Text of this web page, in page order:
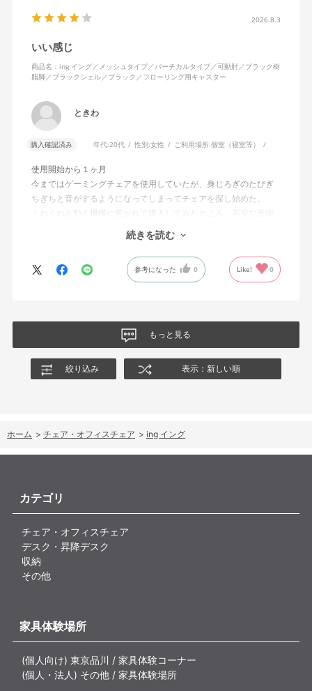
2026.8.3
いい感じ
商品名：ing イング／メッシュタイプ／バーチカルタイプ／可動肘／ブラック樹
脂脚／ブラックシェル／ブラック／フローリング用キャスター
ときわ
購入確認済み 年代:20代 性別:女性 ご利用場所:個室（寝室等）
使用開始から１ヶ月
今まではゲーミングチェアを使用していたが、身じろぎのたびぎ
ちぎちと音がするようになってしまってチェアを探し始めた。
くねくねと動く機構に惹かれて購入してみたところ、不安な音鳴
りは無くなった！但し座る時と立つ時はカッチョンと音がする。
これは座っていない時に椅子が倒れないように立ち上がると水平
に保つ機構があるようだ。
絵を描くのと、ゲームをするためのデスクで使用しているためお
尻についてくるフレキシブルな座面が嬉しい。
続きを読む
参考になった 0 Like! 0
もっと見る
絞り込み 表示：新しい順
ホーム > チェア・オフィスチェア > ing イング
カテゴリ
チェア・オフィスチェア
デスク・昇降デスク
収納
その他
家具体験場所
(個人向け) 東京品川 / 家具体験コーナー
(個人・法人) その他 / 家具体験場所